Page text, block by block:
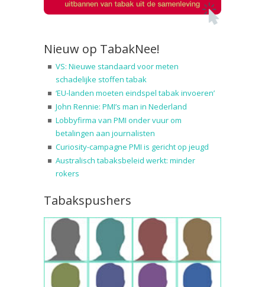
Nieuw op TabakNee!
VS: Nieuwe standaard voor meten
schadelijke stoffen tabak
‘EU-landen moeten eindspel tabak invoeren’
John Rennie: PMI’s man in Nederland
Lobbyfirma van PMI onder vuur om
betalingen aan journalisten
Curiosity-campagne PMI is gericht op jeugd
Australisch tabaksbeleid werkt: minder
rokers
Tabakspushers